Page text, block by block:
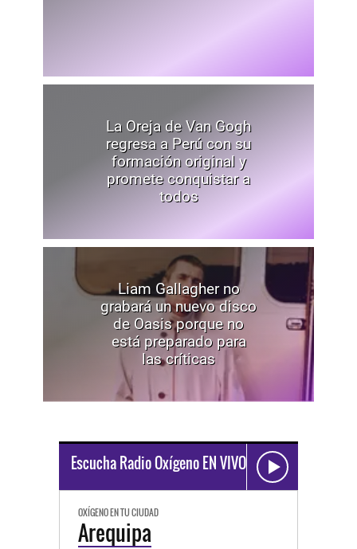
La Oreja de Van Gogh
regresa a Perú con su
formación original y
promete conquistar a
todos
Liam Gallagher no
grabará un nuevo disco
de Oasis porque no
está preparado para
las críticas
Escucha Radio Oxígeno EN VIVO
OXÍGENO EN TU CIUDAD
Arequipa